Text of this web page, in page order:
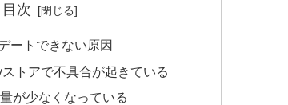
目次
ートできない原因
トアで不具合が起きている
が少なくなっている